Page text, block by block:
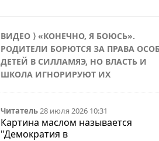
ВИДЕО ⟩ «КОНЕЧНО, Я БОЮСЬ».
РОДИТЕЛИ БОРЮТСЯ ЗА ПРАВА
ДЕТЕЙ В СИЛЛАМЯЭ, НО ВЛАСТЬ И
ШКОЛА ИГНОРИРУЮТ ИХ
Читатель28 июля 2026 10:31
Картина маслом называется
"Демократия в